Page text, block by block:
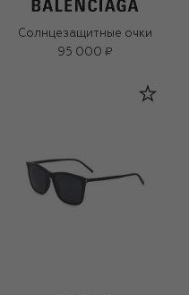
Солнцезащитные очки
95 000 ₽